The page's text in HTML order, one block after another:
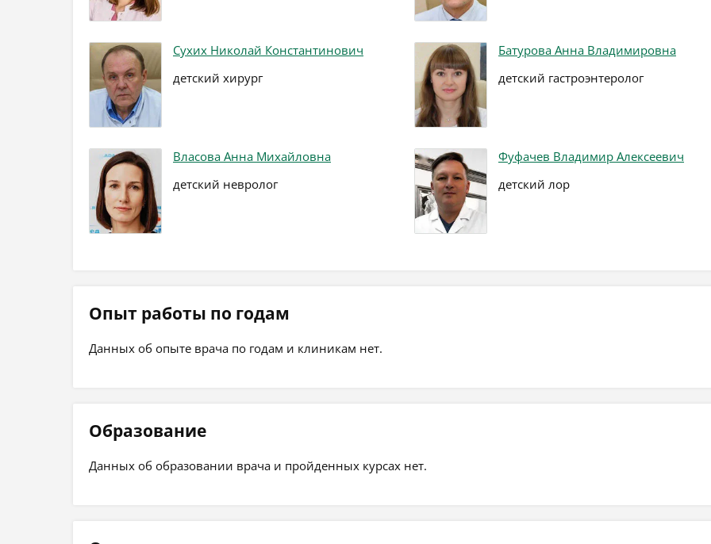
Сухих Николай Константинович
детский хирург
Батурова Анна Владимировна
детский гастроэнтеролог
Власова Анна Михайловна
детский невролог
Фуфачев Владимир Алексеевич
детский лор
Опыт работы по годам
Данных об опыте врача по годам и клиникам нет.
Образование
Данных об образовании врача и пройденных курсах нет.